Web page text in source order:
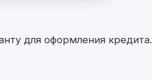
для оформления кредита.